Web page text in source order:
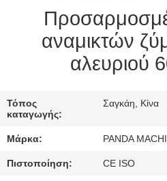
ΕΠΑΦΉ
ΖΗΤΉΣΤΕ
ΈΝΑ
ΑΠΌΣΠΑΣΜΑ
αναμικτών
αλευριού
Τόπος
καταγωγής:
Σαγκάη, Κίνα
Μάρκα: PANDA
Πιστοποίηση: CE ISO